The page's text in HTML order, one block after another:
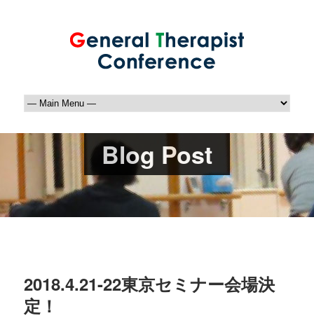
Blog Post
2018.4.21-22東京セミナー会場決
定！